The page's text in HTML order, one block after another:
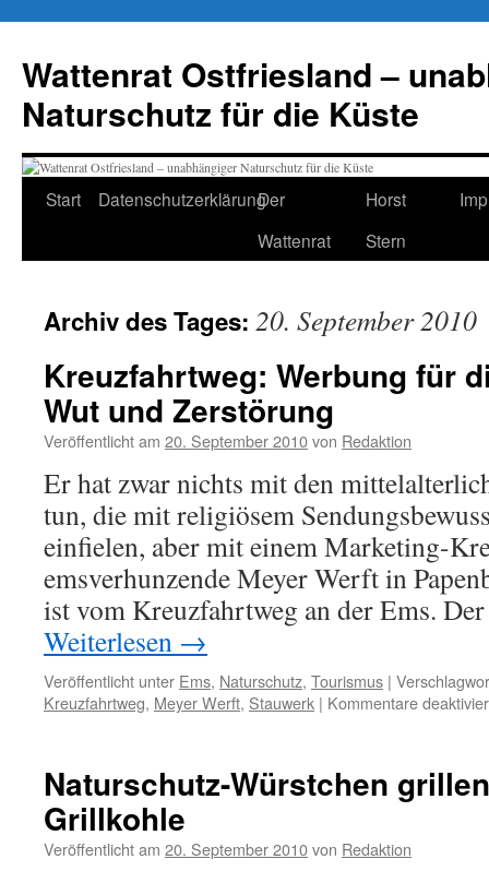
springen
Wattenrat Ostfriesland –
Naturschutz für die Küste
Start DatenschutzerklärungDer
Wattenrat
Horst
Stern
Archiv des Tages: 20. September 2010
Kreuzfahrtweg: Werbung für
Wut und Zerstörung
Veröffentlicht am 20. September 2010von Redaktion
Er hat zwar nichts mit den
tun, die mit religiösem
einfielen, aber mit einem Marketing-
emsverhunzende Meyer Werft in
ist vom Kreuzfahrtweg an der Ems.
Weiterlesen →
Veröffentlicht unter Ems, Naturschutz, Tourismus |
Kreuzfahrtweg, Meyer Werft, Stauwerk | Kommentare
Naturschutz-Würstchen
Grillkohle
Veröffentlicht am 20. September 2010von Redaktion